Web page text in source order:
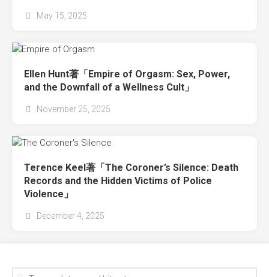
May 15, 2025
Ellen Hunt著「Empire of Orgasm: Sex, Power,
and the Downfall of a Wellness Cult」
November 25, 2025
Terence Keel著「The Coroner’s Silence: Death
Records and the Hidden Victims of Police
Violence」
December 4, 2025